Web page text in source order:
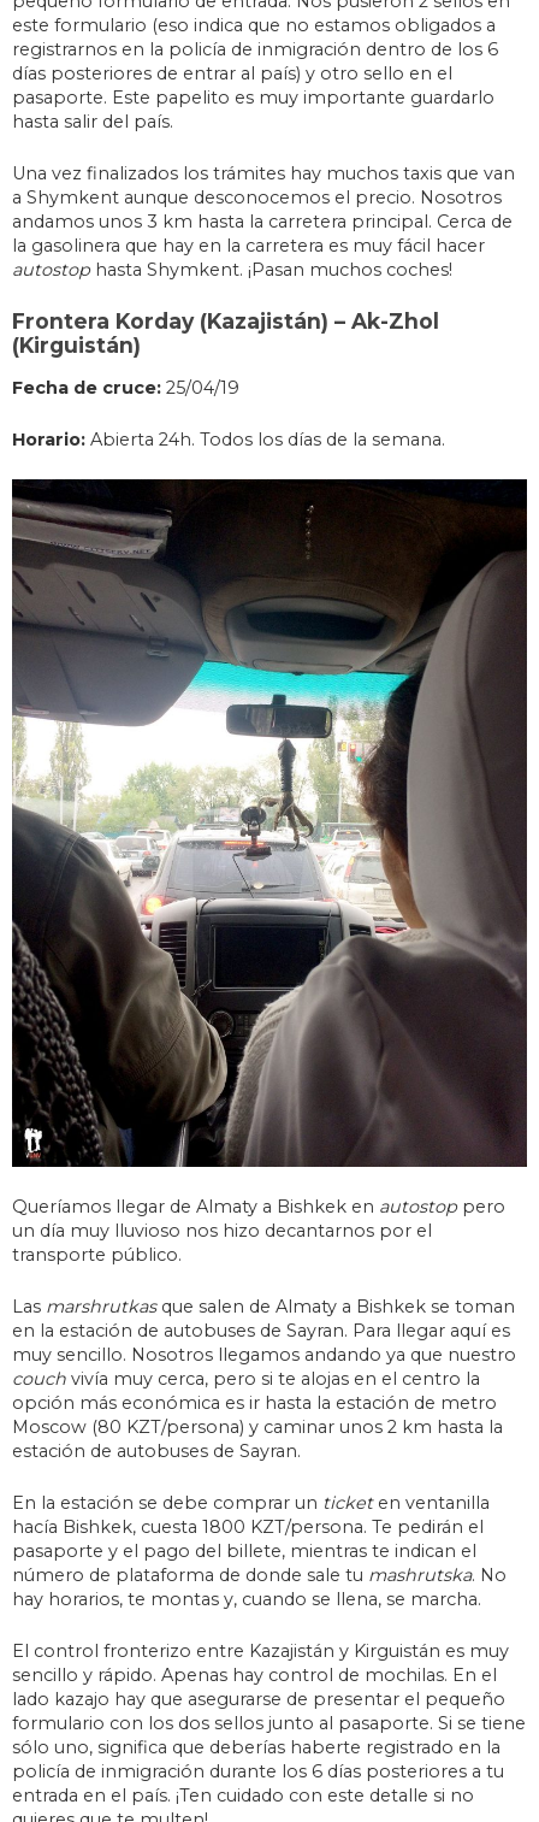
este formulario (eso indica que no estamos obligados a
registrarnos en la policía de inmigración dentro de los 6
días posteriores de entrar al país) y otro sello en el
pasaporte. Este papelito es muy importante guardarlo
hasta salir del país.
Una vez finalizados los trámites hay muchos taxis que van
a Shymkent aunque desconocemos el precio. Nosotros
andamos unos 3 km hasta la carretera principal. Cerca de
la gasolinera que hay en la carretera es muy fácil hacer
autostophasta Shymkent. ¡Pasan muchos coches!
Frontera Korday (Kazajistán) – Ak-Zhol
(Kirguistán)
Fecha de cruce: 25/04/19
Horario: Abierta 24h. Todos los días de la semana.
Queríamos llegar de Almaty a Bishkek en autostoppero
un día muy lluvioso nos hizo decantarnos por el
transporte público.
Las marshrutkasque salen de Almaty a Bishkek se toman
en la estación de autobuses de Sayran. Para llegar aquí es
muy sencillo. Nosotros llegamos andando ya que nuestro
couch vivía muy cerca, pero si te alojas en el centro la
opción más económica es ir hasta la estación de metro
Moscow (80 KZT/persona) y caminar unos 2 km hasta la
estación de autobuses de Sayran.
En la estación se debe comprar un ticketen ventanilla
hacía Bishkek, cuesta 1800 KZT/persona. Te pedirán el
pasaporte y el pago del billete, mientras te indican el
número de plataforma de donde sale tu mashrutska. No
hay horarios, te montas y, cuando se llena, se marcha.
El control fronterizo entre Kazajistán y Kirguistán es muy
sencillo y rápido. Apenas hay control de mochilas. En el
lado kazajo hay que asegurarse de presentar el pequeño
formulario con los dos sellos junto al pasaporte. Si se tiene
sólo uno, significa que deberías haberte registrado en la
policía de inmigración durante los 6 días posteriores a tu
entrada en el país. ¡Ten cuidado con este detalle si no